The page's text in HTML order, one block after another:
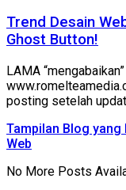
Trend Desain
Ghost Button!
LAMA
posting setelah
Tampilan Blog yang
Web
No More Posts